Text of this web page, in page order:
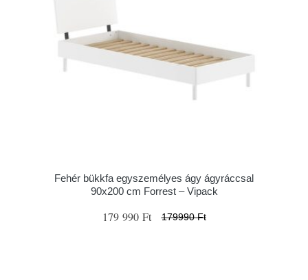
Fehér bükkfa egyszemélyes ágy ágyráccsal
90x200 cm Forrest – Vipack
179 990 Ft 179990 Ft